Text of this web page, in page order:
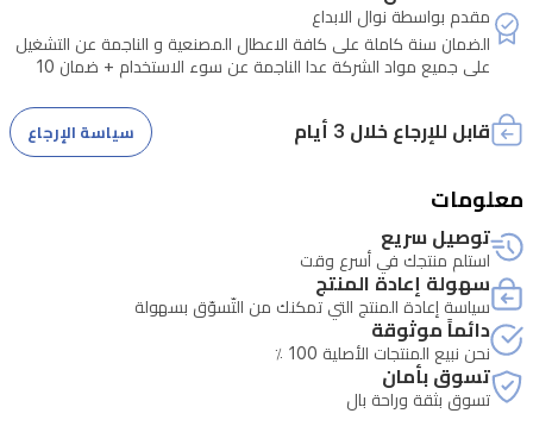
مقدم بواسطة نوال الابداع
الضمان سنة كاملة على كافة الاعطال المصنعية و الناجمة عن التشغيل
على جميع مواد الشركة عدا الناجمة عن سوء الاستخدام + ضمان 10
قابل للإرجاع خلال 3 أيام سياسة الإرجاع
معلومات
توصيل سريع
استلم منتجك في أسرع وقت
سهولة إعادة المنتج
سياسة إعادة المنتج التي تمكنك من التّسوّق بسهولة
دائماً موثوقة
نحن نبيع المنتجات الأصلية 100 ٪
تسوق بأمان
تسوق بثقة وراحة بال